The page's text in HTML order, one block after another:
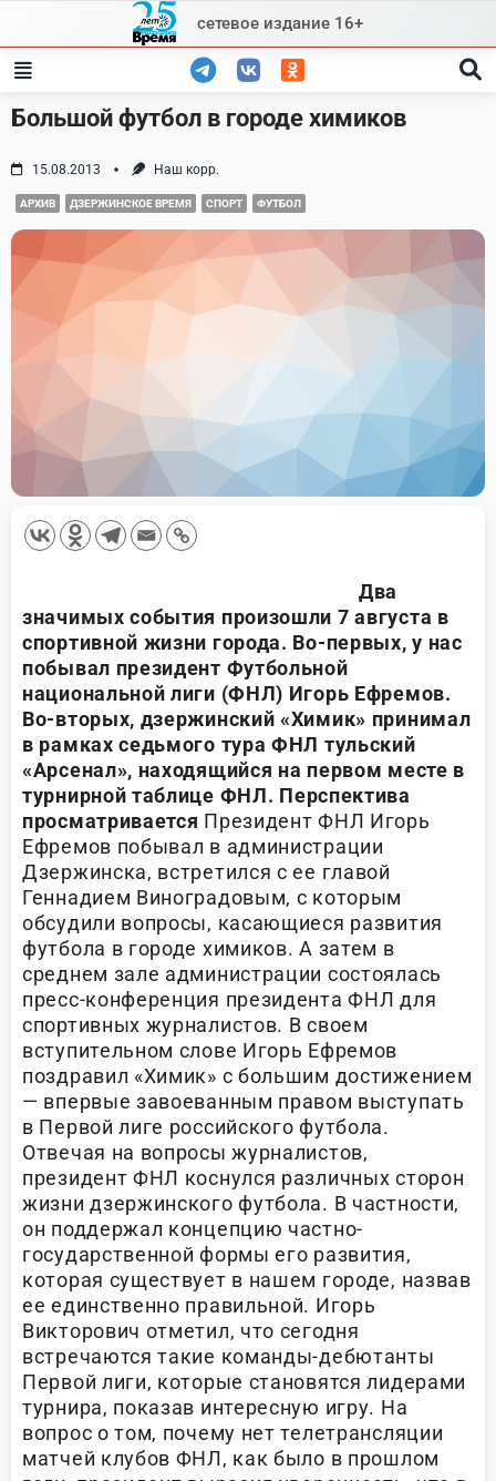
content
сетевое издание 16+
Большой футбол в городе химиков
15.08.2013 Наш корр.
АРХИВ ДЗЕРЖИНСКОЕ ВРЕМЯ СПОРТ ФУТБОЛ
Два
значимых события произошли 7 августа в
спортивной жизни города. Во-первых, у нас
побывал президент Футбольной
национальной лиги (ФНЛ) Игорь Ефремов.
Во-вторых, дзержинский «Химик» принимал
в рамках седьмого тура ФНЛ тульский
«Арсенал», находящийся на первом месте в
турнирной таблице ФНЛ. Перспектива
просматривается Президент ФНЛ Игорь
Ефремов побывал в администрации
Дзержинска, встретился с ее главой
Геннадием Виноградовым, с которым
обсудили вопросы, касающиеся развития
футбола в городе химиков. А затем в
среднем зале администрации состоялась
пресс-конференция президента ФНЛ для
спортивных журналистов. В своем
вступительном слове Игорь Ефремов
поздравил «Химик» с большим достижением
— впервые завоеванным правом выступать
в Первой лиге российского футбола.
Отвечая на вопросы журналистов,
президент ФНЛ коснулся различных сторон
жизни дзержинского футбола. В частности,
он поддержал концепцию частно-
государственной формы его развития,
которая существует в нашем городе, назвав
ее единственно правильной. Игорь
Викторович отметил, что сегодня
встречаются такие команды-дебютанты
Первой лиги, которые становятся лидерами
турнира, показав интересную игру. На
вопрос о том, почему нет телетрансляции
матчей клубов ФНЛ, как было в прошлом